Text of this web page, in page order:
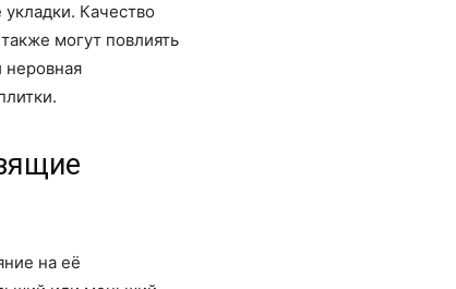
Качество
могут повлиять
на её